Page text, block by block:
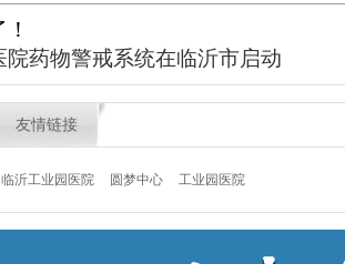
院药物警戒系统在临沂市启动
友情链接
临沂工业园医院 圆梦中心 工业园医院